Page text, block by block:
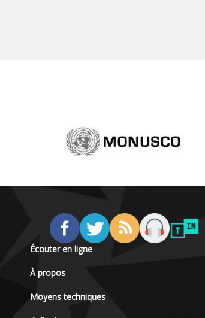
Écouter en ligne
À propos
Moyens techniques